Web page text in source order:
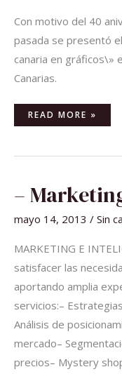
Con motivo del 40
pasada se presentó
canaria en gráficos\»
Canarias.
READ MORE »
–
mayo 14, 2013 / Sin
MARKETING E
satisfacer las
aportando amplia
servicios:–
Análisis de
mercado–
precios– Mystery
–
MARKETING
Y